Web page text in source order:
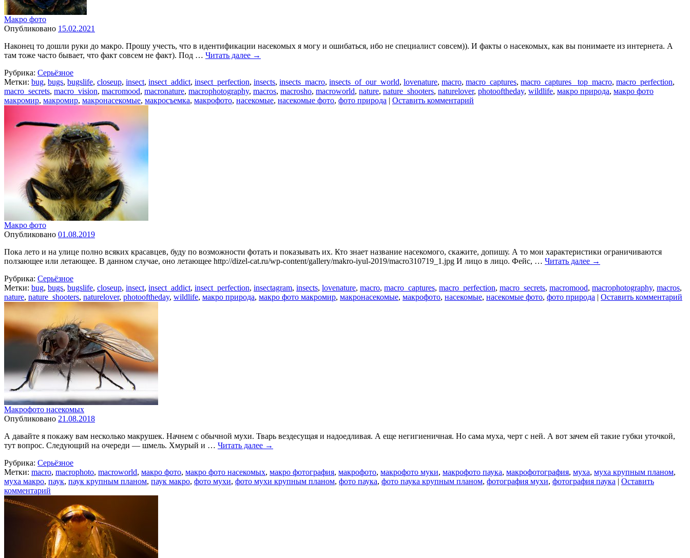
Макро фото
Опубликовано 15.02.2021
Наконец то дошли руки до макро. Прошу учесть, что в идентификации насекомых я могу и ошибаться, ибо не специалист совсем)). И факты о насекомых, как вы понимаете из интернета. А
там тоже часто бывает, что факт совсем не факт). Под … Читать далее →
Рубрика: Серьёзное
Метки: bug, bugs, bugslife, closeup, insect, insect_addict, insect_perfection, insects, insects_macro, insects_of_our_world, lovenature, macro, macro_captures, macro_captures_ top_macro, macro_perfection,
macro_secrets, macro_vision, macromood, macronature, macrophotography, macros, macrosho, macroworld, nature, nature_shooters, naturelover, photooftheday, wildlife, макро природа, макро фото
макромир, макромир, макронасекомые, макросъемка, макрофото, насекомые, насекомые фото, фото природа | Оставить комментарий
Макро фото
Опубликовано 01.08.2019
Пока лето и на улице полно всяких красавцев, буду по возможности фотать и показывать их. Кто знает название насекомого, скажите, допишу. А то мои характеристики ограничиваются
ползающее или летающее. В данном случае, оно летающее http://dizel-cat.ru/wp-content/gallery/makro-iyul-2019/macro310719_1.jpg И лицо в лицо. Фейс, … Читать далее →
Рубрика: Серьёзное
Метки: bug, bugs, bugslife, closeup, insect, insect_addict, insect_perfection, insectagram, insects, lovenature, macro, macro_captures, macro_perfection, macro_secrets, macromood, macrophotography, macros,
nature, nature_shooters, naturelover, photooftheday, wildlife, макро природа, макро фото макромир, макронасекомые, макрофото, насекомые, насекомые фото, фото природа | Оставить комментарий
Макрофото насекомых
Опубликовано 21.08.2018
А давайте я покажу вам несколько макрушек. Начнем с обычной мухи. Тварь вездесущая и надоедливая. А еще негигиеничная. Но сама муха, черт с ней. А вот зачем ей такие губки уточкой,
тут вопрос. Следующий на очереди — шмель. Хмурый и … Читать далее →
Рубрика: Серьёзное
Метки: macro, macrophoto, macroworld, макро фото, макро фото насекомых, макро фотография, макрофото, макрофото муки, макрофото паука, макрофотография, муха, муха крупным планом,
муха макро, паук, паук крупным планом, паук макро, фото мухи, фото мухи крупным планом, фото паука, фото паука крупным планом, фотография мухи, фотография паука | Оставить
комментарий